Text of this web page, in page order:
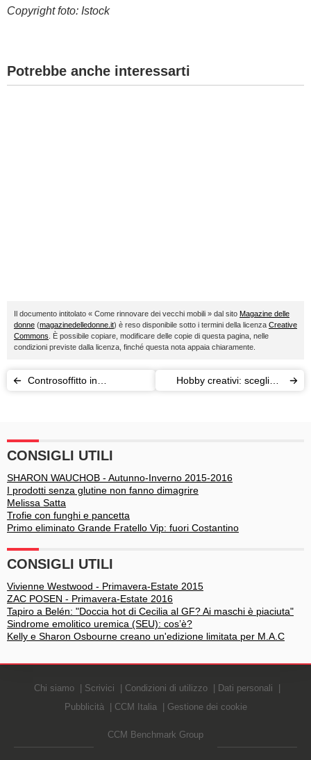
Copyright foto: Istock
Potrebbe anche interessarti
Il documento intitolato « Come rinnovare dei vecchi mobili » dal sito Magazine delle
donne (magazinedelledonne.it) è reso disponibile sotto i termini della licenza Creative
Commons . È possibile copiare, modificare delle copie di questa pagina, nelle
condizioni previste dalla licenza, finché questa nota appaia chiaramente.
Controsoffitto in
Hobby creativi: scegliete
CONSIGLI UTILI
SHARON WAUCHOB - Autunno-Inverno 2015-2016
I prodotti senza glutine non fanno dimagrire
Melissa Satta
Trofie con funghi e pancetta
Primo eliminato Grande Fratello Vip: fuori Costantino
CONSIGLI UTILI
Vivienne Westwood - Primavera-Estate 2015
ZAC POSEN - Primavera-Estate 2016
Tapiro a Belén: "Doccia hot di Cecilia al GF? Ai maschi è piaciuta"
Sindrome emolitico uremica (SEU): cos’è?
Kelly e Sharon Osbourne creano un'edizione limitata per M.A.C
Chi siamo Scrivici Condizioni di utilizzo
Dati personali
Pubblicità
CCM Italia Gestione dei cookie
CCM Benchmark Group